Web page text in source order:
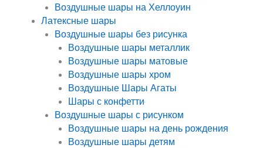
Воздушные шары на Хеллоуин
Латексные шары
Воздушные шары без рисунка
Воздушные шары металлик
Воздушные шары матовые
Воздушные шары хром
Воздушные Шары Агаты
Шары с конфетти
Воздушные шары с рисунком
Воздушные шары на день рождения
Воздушные шары детям